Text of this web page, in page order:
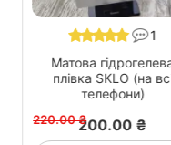
1
Матова гідрогелева
плівка SKLO (на всі
телефони)
220.00 ₴200.00 ₴